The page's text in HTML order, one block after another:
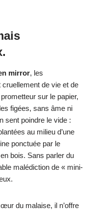
mirror, les
de vie et de
sur le papier,
figées, sans âme ni
sent poindre le vide :
au milieu d’une
ponctuée par le
bois. Sans parler du
malédiction de « mini-
du malaise, il n’offre